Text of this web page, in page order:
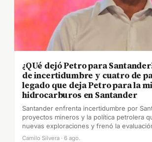
¿QUé dejó Petro para
de incertidumbre y cuatro de
legado que deja Petro para la
hidrocarburos en Santander
Santander enfrenta incertidumbre por
proyectos mineros y la política petrolera
nuevas exploraciones y frenó la
Camilo Silvera · 6 ago.